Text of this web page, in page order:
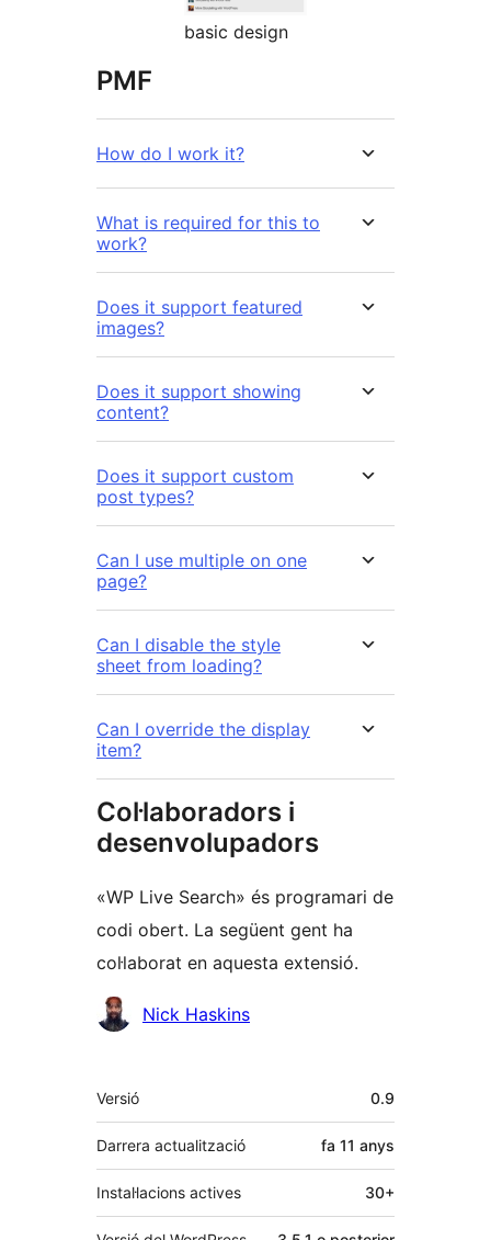
basic design
PMF
How do I work it?
What is required for this to
work?
Does it support featured
images?
Does it support showing
content?
Does it support custom
post types?
Can I use multiple on one
page?
Can I disable the style
sheet from loading?
Can I override the display
item?
Col·laboradors i
desenvolupadors
«WP Live Search» és programari de
codi obert. La següent gent ha
col·laborat en aquesta extensió.
Col·laboradors
Nick Haskins
Meta
Versió 0.9
Darrera actualització fa 11 anys
Instal·lacions actives 30+